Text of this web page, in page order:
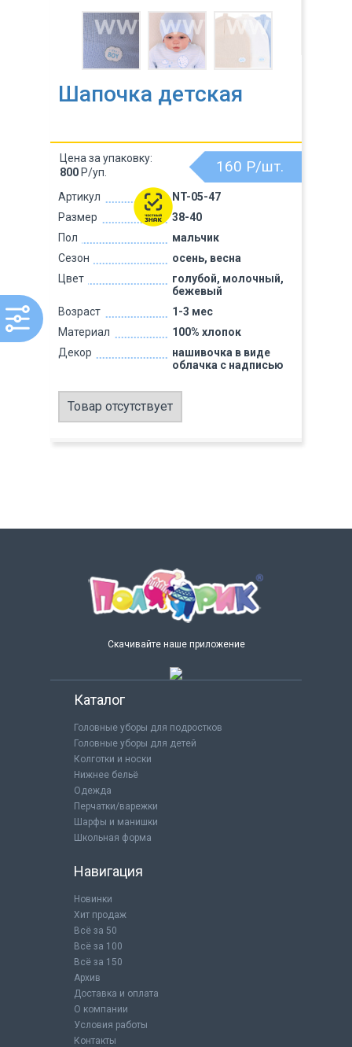
Шапочка детская
Артикул
NT-05-47
Размер
38-40
Пол
мальчик
Сезон
осень, весна
Цвет
голубой, молочный,
бежевый
Возраст
1-3 мес
Материал
100% хлопок
Декор
нашивочка в виде
облачка с надписью
160 Р/шт.
Цена за упаковку:
800 Р/уп.
Товар отсутствует
Скачивайте наше приложение
Каталог
Головные уборы для подростков
Головные уборы для детей
Колготки и носки
Нижнее бельё
Одежда
Перчатки/варежки
Шарфы и манишки
Школьная форма
Навигация
Новинки
Хит продаж
Всё за 50
Всё за 100
Всё за 150
Архив
Доставка и оплата
О компании
Условия работы
Контакты